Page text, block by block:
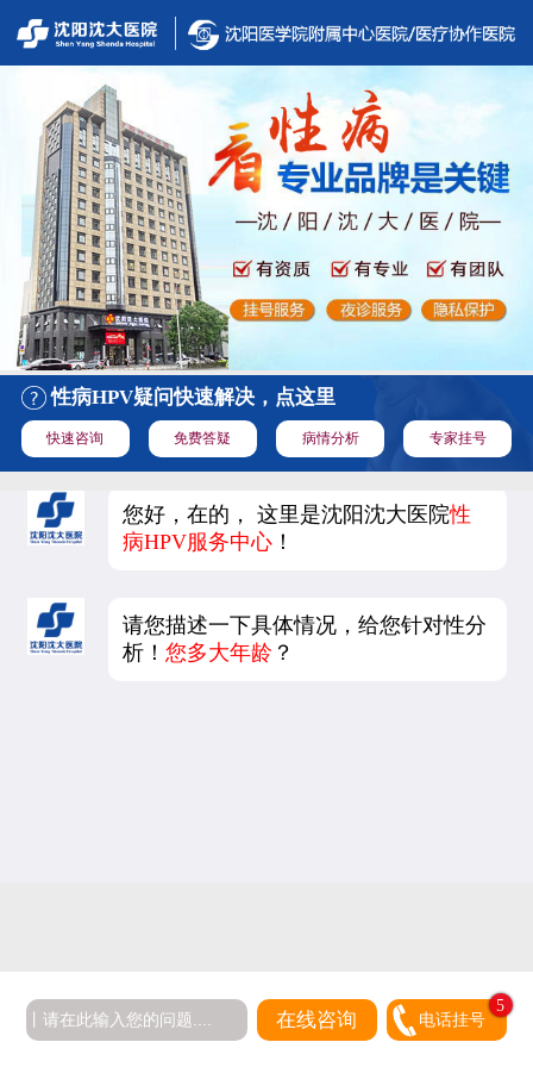
性病HPV疑问快速解决，点这里
快速咨询 免费答疑 病情分析 专家挂号
您好，在的， 这里是沈阳沈大医院性
病HPV服务中心！
请您描述一下具体情况，给您针对性分
析！ 您多大年龄？
在线咨询 电话挂号
5